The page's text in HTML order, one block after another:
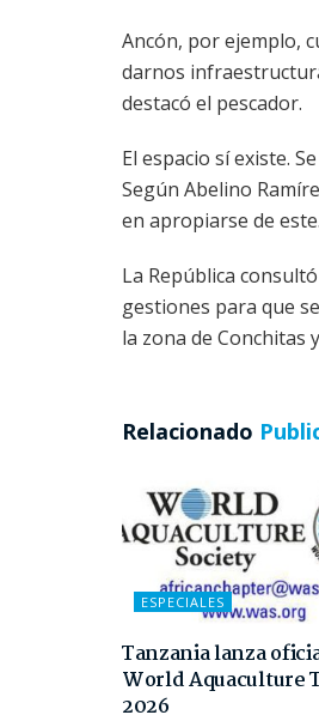
Ancón, por ejemplo,
darnos
destacó el pescador.
El espacio sí existe.
Según Abelino
en apropiarse de este.
La República
gestiones para que
la zona de Conchitas
Relacionado
ESPECIALES
Tanzania lanza
World Aquaculture
2026